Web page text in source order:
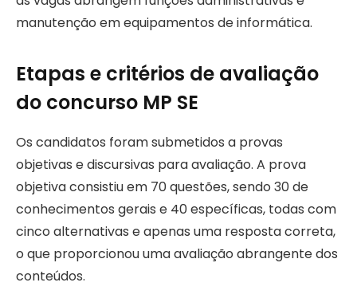
manutenção em equipamentos de informática.
Etapas e critérios de avaliação
do concurso MP SE
Os candidatos foram submetidos a provas
objetivas e discursivas para avaliação. A prova
objetiva consistiu em 70 questões, sendo 30 de
conhecimentos gerais e 40 específicas, todas com
cinco alternativas e apenas uma resposta correta,
o que proporcionou uma avaliação abrangente dos
conteúdos.